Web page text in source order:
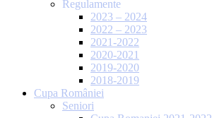
Regulamente
2023 – 2024
2022 – 2023
2021-2022
2020-2021
2019-2020
2018-2019
Cupa României
Seniori